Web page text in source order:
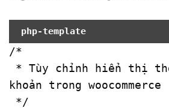
php-template
/*
khoản trong woocommerce